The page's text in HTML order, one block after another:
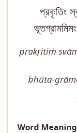
প্রকৃতিং
prakṛitiṁ
bhūta-
Word